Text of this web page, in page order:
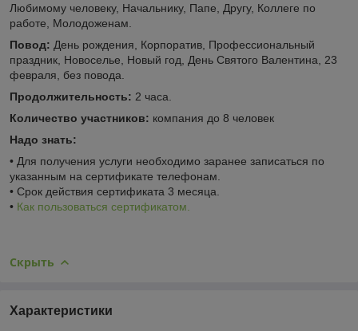
Любимому человеку, Начальнику, Папе, Другу, Коллеге по
работе, Молодоженам.
Повод: День рождения, Корпоратив, Профессиональный
праздник, Новоселье, Новый год, День Святого Валентина, 23
февраля, без повода.
Продолжительность: 2 часа.
Количество участников: компания до 8 человек
Надо знать:
• Для получения услуги необходимо заранее записаться по
указанным на сертификате телефонам.
• Срок действия сертификата 3 месяца.
• Как пользоваться сертификатом.
Скрыть
Характеристики